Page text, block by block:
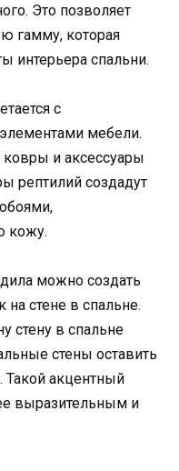
Это позволяет
гамму, которая
интерьера спальни.
с
мебели.
и аксессуары
рептилий создадут
кожу.
можно создать
на стене в спальне.
стену в спальне
стены оставить
Такой акцентный
выразительным и